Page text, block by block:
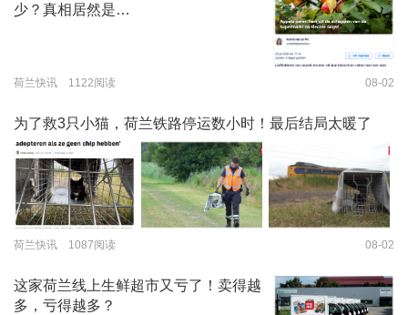
少？真相居然是…
荷兰快讯 1122阅读 08-02
为了救3只小猫，荷兰铁路停运数小时！最后结局太暖了
荷兰快讯 1087阅读 08-02
这家荷兰线上生鲜超市又亏了！卖得越
多，亏得越多？